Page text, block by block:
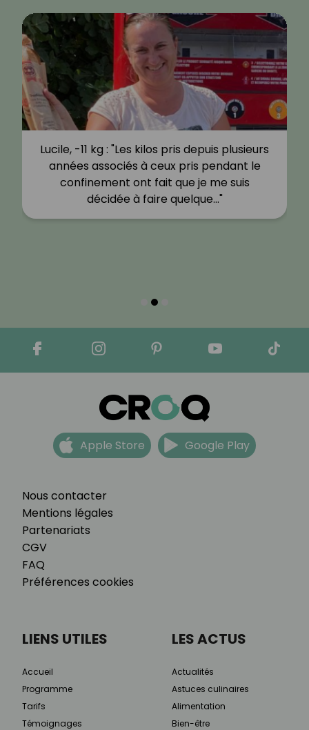
Lucile, -11 kg : "Les kilos pris depuis plusieurs
années associés à ceux pris pendant le
confinement ont fait que je me suis
décidée à faire quelque…"
Nous contacter
Mentions légales
Partenariats
CGV
FAQ
Préférences cookies
Apple Store Google Play
LIENS UTILES
Accueil
Programme
Tarifs
Témoignages
LES ACTUS
Actualités
Astuces culinaires
Alimentation
Bien-être